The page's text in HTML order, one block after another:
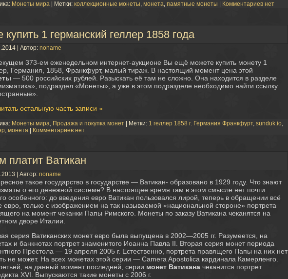
Монеты мира | Метки: коллекционные монеты, монета, памятные монеты Комментариев нет
купить 1 германский геллер 1858 года
| Автор: noname
373-ем еженедельном интернет-аукционе Вы ещё можете купить монету 1
Германия, 1858, Франкфурт, малый тираж. В настоящий момент цена этой
— 500 российских рублей. Разыскать её там не сложно. Она находится в разделе
подраздел «Монеты», а уже в этом подразделе необходимо найти ссылку
остальную часть записи »
Монеты мира, Продажа и покупка монет | Метки: 1 геллер 1858 г. Германия Франкфурт, sunduk.io,
, монета Комментариев нет
платит Ватикан
| Автор: noname
такое государство в государстве — Ватикан- образовано в 1929 году. Что знают
о его денежной системе? В настоящее время там в этом смысле нет почти
особенного: до введения евро Ватикан пользовался лирой, теперь в обращении всё
евро, только с изображением на так называемой «национальной стороне» портрета
на момент чеканки Папы Римского. Монеты по заказу Ватикана чеканятся на
дворе Италии.
серия Ватиканских монет евро была выпущена в 2002—2005 гг. Разумеется, на
и банкнотах портрет знаменитого Иоанна Павла II. Вторая серия монет периода
Престола — 19 апреля 2005 г. Естественно, портрета правящего Папы на них нет
не может. На всех монетах этой серии — Camera Apostolica кардинала Камерленго.
на данный момент последней, серии монет Ватикана чеканится портрет
XVI. Выпускаются такие монеты с 2006 г.